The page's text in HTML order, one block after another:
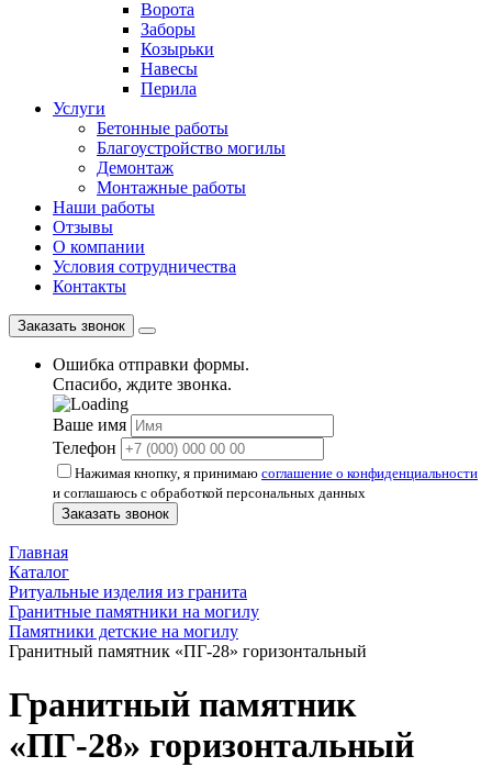
Ворота
Заборы
Козырьки
Навесы
Перила
Услуги
Бетонные работы
Благоустройство могилы
Демонтаж
Монтажные работы
Наши работы
Отзывы
О компании
Условия сотрудничества
Контакты
Заказать звонок
Ошибка отправки формы.
Спасибо, ждите звонка.
Ваше имя
Телефон
Нажимая кнопку, я принимаю соглашение о конфиденциальности
и соглашаюсь с обработкой персональных данных
Заказать звонок
Главная
Каталог
Ритуальные изделия из гранита
Гранитные памятники на могилу
Памятники детские на могилу
Гранитный памятник «ПГ-28» горизонтальный
Гранитный памятник
«ПГ-28» горизонтальный